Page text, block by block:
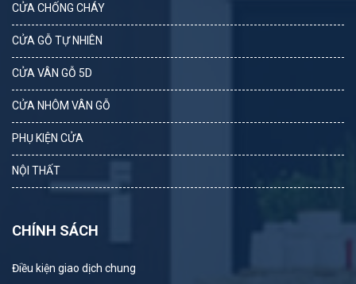
CỬA CHỐNG CHÁY
CỬA GỖ TỰ NHIÊN
CỬA VÂN GỖ 5D
CỬA NHÔM VÂN GỖ
PHỤ KIỆN CỬA
NỘI THẤT
CHÍNH SÁCH
Điều kiện giao dịch chung